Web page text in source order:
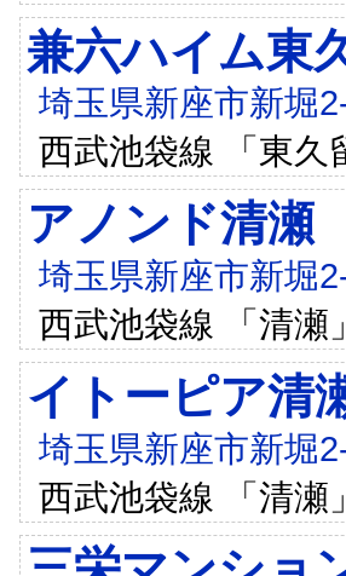
兼六ハイム東
埼玉県新座市新堀
西武池袋線 「東久
アノンド清瀬
埼玉県新座市新堀
西武池袋線 「清瀬
イトーピア清
埼玉県新座市新堀
西武池袋線 「清瀬